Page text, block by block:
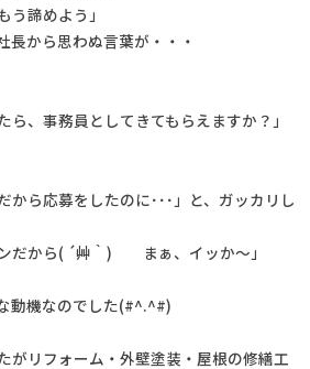
う諦めよう」
長から思わぬ言葉が・・・
ら、事務員としてきてもらえますか？」
から応募をしたのに･･･」と、ガッカリし
ンだから( ´艸｀) まぁ、イッか～」
動機なのでした(#^.^#)
がリフォーム・外壁塗装・屋根の修繕工